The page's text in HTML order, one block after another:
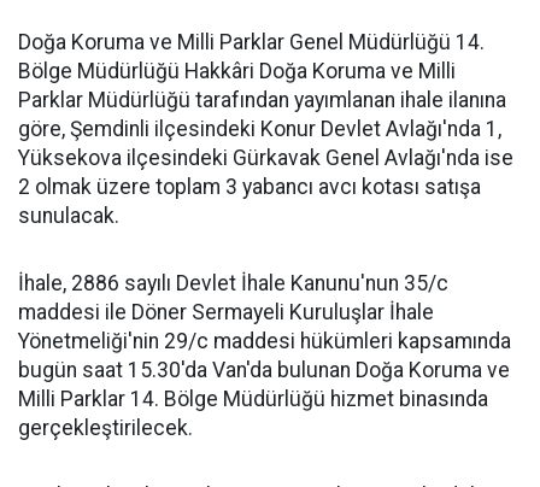
Doğa Koruma ve Milli Parklar Genel Müdürlüğü 14.
Bölge Müdürlüğü Hakkâri Doğa Koruma ve Milli
Parklar Müdürlüğü tarafından yayımlanan ihale ilanına
göre, Şemdinli ilçesindeki Konur Devlet Avlağı'nda 1,
Yüksekova ilçesindeki Gürkavak Genel Avlağı'nda ise
2 olmak üzere toplam 3 yabancı avcı kotası satışa
sunulacak.
İhale, 2886 sayılı Devlet İhale Kanunu'nun 35/c
maddesi ile Döner Sermayeli Kuruluşlar İhale
Yönetmeliği'nin 29/c maddesi hükümleri kapsamında
bugün saat 15.30'da Van'da bulunan Doğa Koruma ve
Milli Parklar 14. Bölge Müdürlüğü hizmet binasında
gerçekleştirilecek.